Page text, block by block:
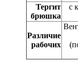
Тергит
брюшка
с
Различие
рабочих